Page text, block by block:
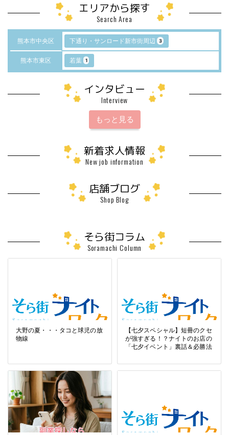
エリアから探す
Search Area
熊本市中央区 下通り・サンロード新市街周辺 3
熊本市東区 若葉 1
インタビュー
Interview
もっと見る
新着求人情報
New job information
店舗ブログ
Shop Blog
そら街コラム
Soramachi Column
大野の夏・・・タコと球児の放
物線
【七夕スペシャル】短冊のクセ
が強すぎる！？ナイトのお店の
「七夕イベント」裏話＆必勝法